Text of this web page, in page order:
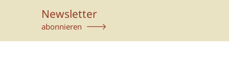
Newsletter
abonnieren